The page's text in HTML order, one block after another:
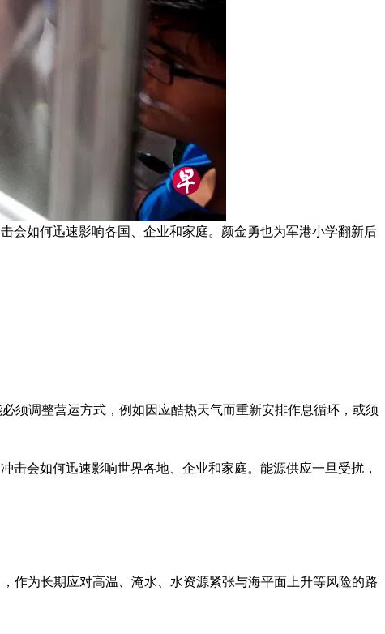
会如何迅速影响各国、企业和家庭。颜金勇也为军港小学翻新后
须调整营运方式，例如因应酷热天气而重新安排作息循环，或须
击会如何迅速影响世界各地、企业和家庭。能源供应一旦受扰，
作为长期应对高温、淹水、水资源紧张与海平面上升等风险的路